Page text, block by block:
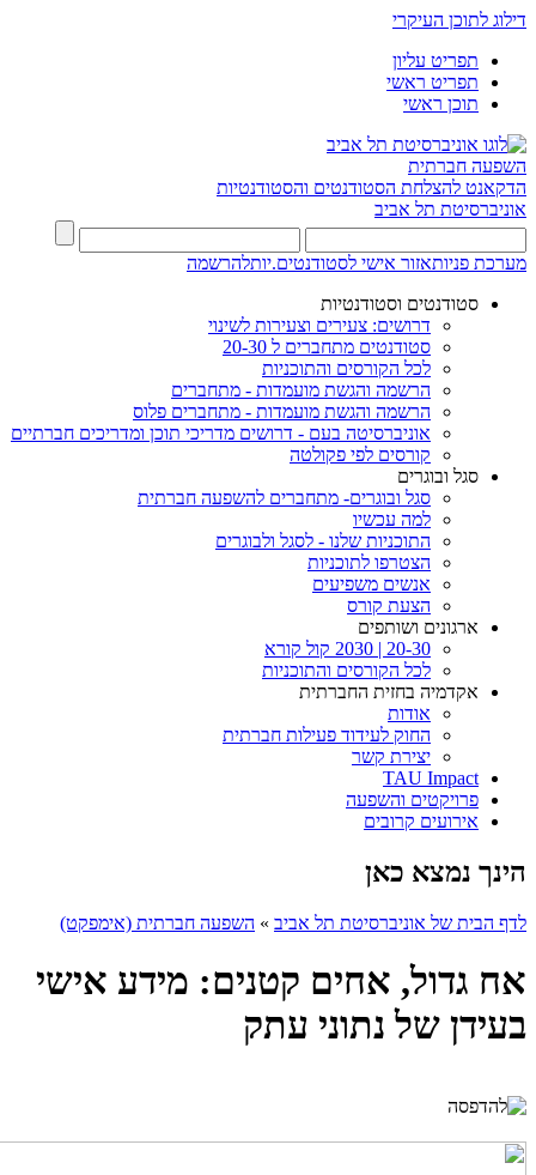
דילוג לתוכן העיקרי
תפריט עליון
תפריט ראשי
תוכן ראשי
השפעה חברתית
הדקאנט להצלחת הסטודנטים והסטודנטיות
אוניברסיטת תל אביב
מערכת פניותאזור אישי לסטודנטים.יותלהרשמה
סטודנטים וסטודנטיות
דרושים: צעירים וצעירות לשינוי
סטודנטים מתחברים ל 20-30
לכל הקורסים והתוכניות
הרשמה והגשת מועמדות - מתחברים
הרשמה והגשת מועמדות - מתחברים פלוס
אוניברסיטה בעם - דרושים מדריכי תוכן ומדריכים חברתיים
קורסים לפי פקולטה
סגל ובוגרים
סגל ובוגרים- מתחברים להשפעה חברתית
למה עכשיו
התוכניות שלנו - לסגל ולבוגרים
הצטרפו לתוכניות
אנשים משפיעים
הצעת קורס
ארגונים ושותפים
20-30 | 2030 קול קורא
לכל הקורסים והתוכניות
אקדמיה בחזית החברתית
אודות
החוק לעידוד פעילות חברתית
יצירת קשר
TAU Impact
פרויקטים והשפעה
אירועים קרובים
הינך נמצא כאן
לדף הבית של אוניברסיטת תל אביב » השפעה חברתית (אימפקט)
אח גדול, אחים קטנים: מידע אישי
בעידן של נתוני עתק